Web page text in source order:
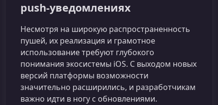
push‑уведомлениях
Несмотря на широкую распространенность
пушей, их реализация и грамотное
использование требуют глубокого
понимания экосистемы iOS. С выходом новых
версий платформы возможности
значительно расширились, и разработчикам
важно идти в ногу с обновлениями.